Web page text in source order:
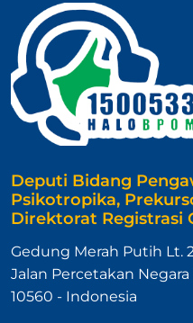
Deputi Bidang
Psikotropika,
Direktorat Registrasi
Gedung Merah Putih Lt.
Jalan Percetakan
10560 - Indonesia